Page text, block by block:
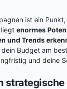
ist ein
enormes
und Trends
Budget am
und deine
strategische